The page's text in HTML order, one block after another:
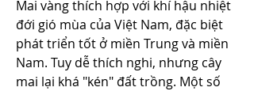
Mai vàng thích hợp với khí hậu nhiệt
đới gió mùa của Việt Nam, đặc biệt
phát triển tốt ở miền Trung và miền
Nam. Tuy dễ thích nghi, nhưng cây
mai lại khá "kén" đất trồng. Một số